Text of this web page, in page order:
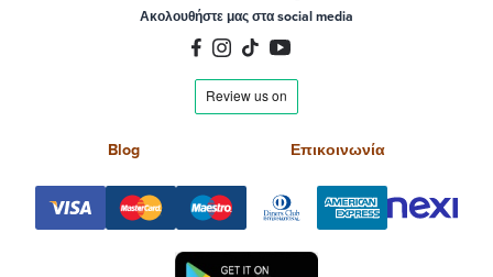
Ακολουθήστε μας στα social media
Blog Επικοινωνία